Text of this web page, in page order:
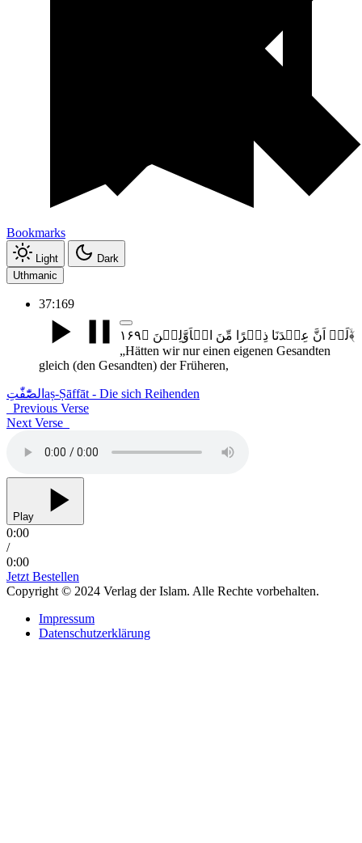
Bookmarks
Light
Dark
Uthmanic
37:169
لَوۡ اَنَّ عِنۡدَنَا ذِکۡرًا مِّنَ الۡاَوَّلِیۡنَ ﴿۱۶۹﴾ۙ
„Hätten wir nur einen eigenen Gesandten
gleich (den Gesandten) der Früheren,
الصّٰٓفّٰتِ aṣ-Ṣāffāt - Die sich Reihenden
Previous Verse
Next Verse
Play
0:00
/
0:00
Jetzt Bestellen
Copyright © 2024 Verlag der Islam. Alle Rechte vorbehalten.
Impressum
Datenschutzerklärung